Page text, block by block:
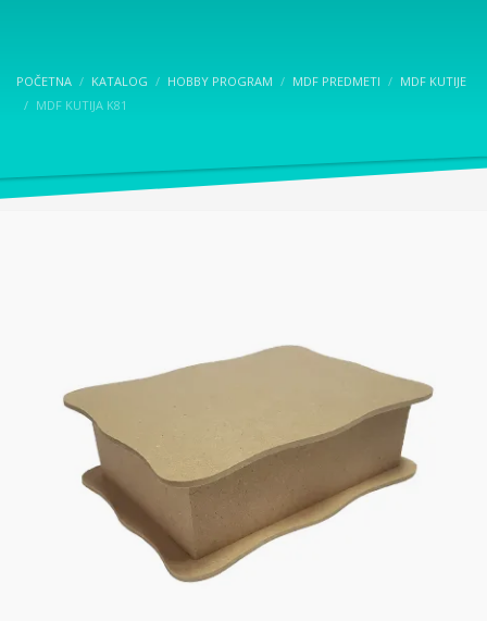
POČETNA KATALOG HOBBY PROGRAM MDF PREDMETI
MDF KUTIJE
MDF KUTIJA K81